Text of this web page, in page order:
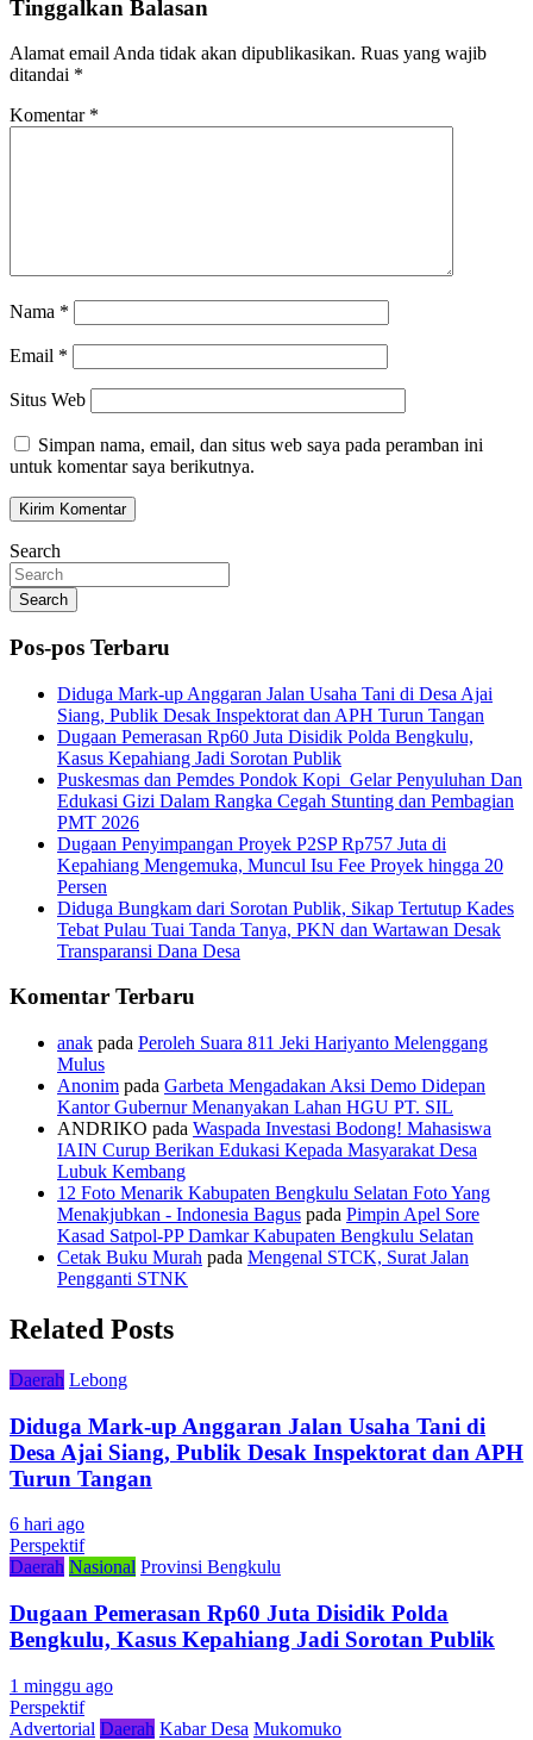
Tinggalkan Balasan
Alamat email Anda tidak akan dipublikasikan. Ruas yang wajib
ditandai *
Komentar *
Nama *
Email *
Situs Web
Simpan nama, email, dan situs web saya pada peramban ini
untuk komentar saya berikutnya.
Search
Search
Pos-pos Terbaru
Diduga Mark-up Anggaran Jalan Usaha Tani di Desa Ajai
Siang, Publik Desak Inspektorat dan APH Turun Tangan
Dugaan Pemerasan Rp60 Juta Disidik Polda Bengkulu,
Kasus Kepahiang Jadi Sorotan Publik
Puskesmas dan Pemdes Pondok Kopi Gelar Penyuluhan Dan
Edukasi Gizi Dalam Rangka Cegah Stunting dan Pembagian
PMT 2026
Dugaan Penyimpangan Proyek P2SP Rp757 Juta di
Kepahiang Mengemuka, Muncul Isu Fee Proyek hingga 20
Persen
Diduga Bungkam dari Sorotan Publik, Sikap Tertutup Kades
Tebat Pulau Tuai Tanda Tanya, PKN dan Wartawan Desak
Transparansi Dana Desa
Komentar Terbaru
anak pada Peroleh Suara 811 Jeki Hariyanto Melenggang
Mulus
Anonim pada Garbeta Mengadakan Aksi Demo Didepan
Kantor Gubernur Menanyakan Lahan HGU PT. SIL
ANDRIKO pada Waspada Investasi Bodong! Mahasiswa
IAIN Curup Berikan Edukasi Kepada Masyarakat Desa
Lubuk Kembang
12 Foto Menarik Kabupaten Bengkulu Selatan Foto Yang
Menakjubkan - Indonesia Bagus pada Pimpin Apel Sore
Kasad Satpol-PP Damkar Kabupaten Bengkulu Selatan
Cetak Buku Murah pada Mengenal STCK, Surat Jalan
Pengganti STNK
Related Posts
Daerah Lebong
Diduga Mark-up Anggaran Jalan Usaha Tani di
Desa Ajai Siang, Publik Desak Inspektorat dan APH
Turun Tangan
6 hari ago
Perspektif
Daerah Nasional Provinsi Bengkulu
Dugaan Pemerasan Rp60 Juta Disidik Polda
Bengkulu, Kasus Kepahiang Jadi Sorotan Publik
1 minggu ago
Perspektif
Advertorial Daerah Kabar Desa Mukomuko